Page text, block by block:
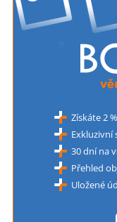
Získáte 2
Exkluzivní
30 dní na
Přehled
Uložené